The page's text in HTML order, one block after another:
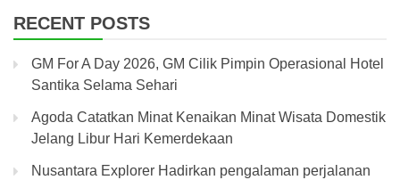
RECENT POSTS
GM For A Day 2026, GM Cilik Pimpin Operasional Hotel
Santika Selama Sehari
Agoda Catatkan Minat Kenaikan Minat Wisata Domestik
Jelang Libur Hari Kemerdekaan
Nusantara Explorer Hadirkan pengalaman perjalanan